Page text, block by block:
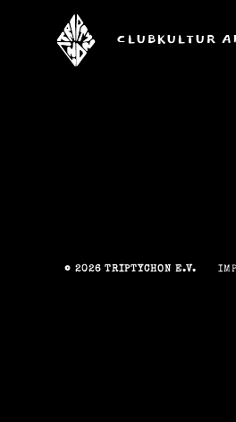
CLUBKULTUR
© 2026 TRIPTYCHON E.V.